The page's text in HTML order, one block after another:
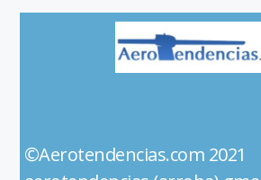
©Aerotendencias.com